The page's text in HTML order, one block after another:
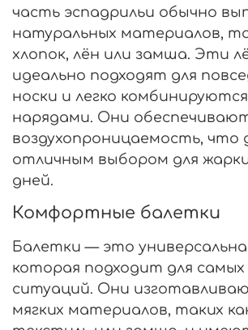
часть эспадрильи обычно
натуральных материалов,
хлопок, лён или замша. Эти
идеально подходят для
носки и легко
нарядами. Они
воздухопроницаемость, что
отличным выбором для
дней.
Комфортные балетки
Балетки — это
которая подходит для самых
ситуаций. Они
мягких материалов, таких